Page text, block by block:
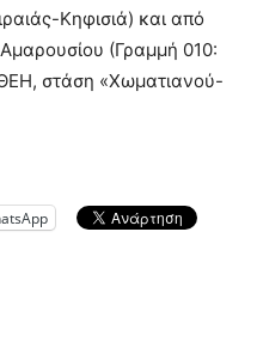
Κηφισιά) και από
(Γραμμή 010:
στάση «Χωματιανού-